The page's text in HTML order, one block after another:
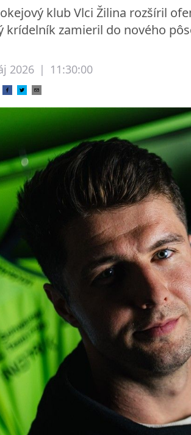
klub Vlci Žilina rozšíril
krídelník zamieril do nového
2026 | 11:30:00